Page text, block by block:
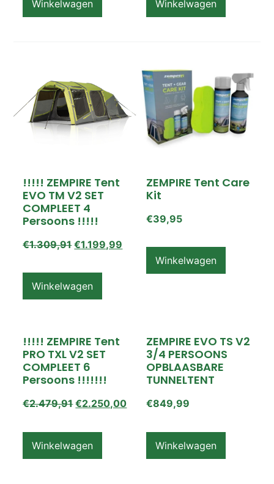
Winkelwagen Winkelwagen
!!!!! ZEMPIRE Tent
EVO TM V2 SET
COMPLEET 4
Persoons !!!!!
€1.309,91 €1.199,99
Winkelwagen
ZEMPIRE Tent Care
Kit
€39,95
Winkelwagen
!!!!! ZEMPIRE Tent
PRO TXL V2 SET
COMPLEET 6
Persoons !!!!!!!
€2.479,91 €2.250,00
Winkelwagen
ZEMPIRE EVO TS V2
3/4 PERSOONS
OPBLAASBARE
TUNNELTENT
€849,99
Winkelwagen